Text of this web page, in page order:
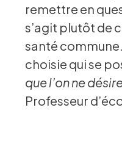
remettre en
s’agit plutôt de
santé
choisie qui se
que l’on ne
Professeur